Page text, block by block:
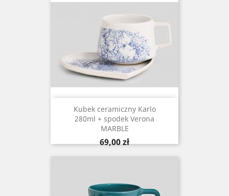
Kubek ceramiczny Karlo
280ml + spodek Verona
MARBLE
Cena
69,00 zł